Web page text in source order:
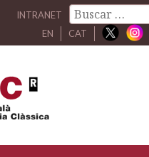
INTRANET
EN
CAT